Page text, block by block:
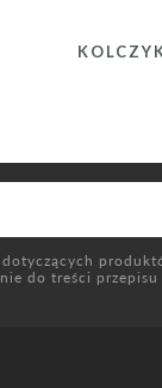
do treści